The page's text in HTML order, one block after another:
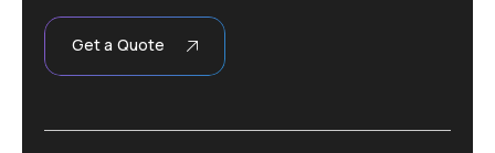
Get a Quote